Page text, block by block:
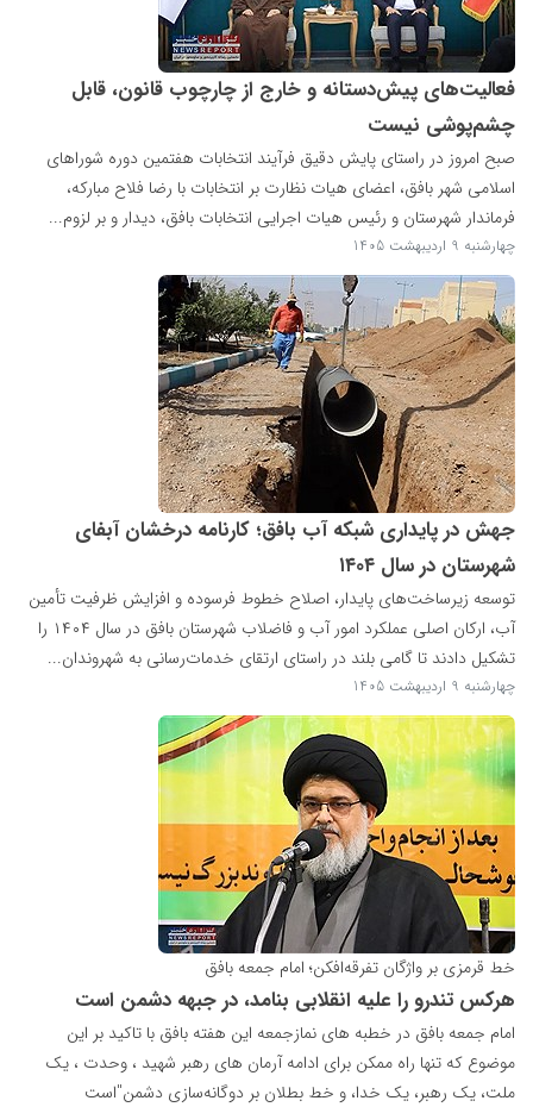
فعالیت‌های پیش‌دستانه و خارج از چارچوب قانون، قابل
چشم‌پوشی نیست
صبح امروز در راستای پایش دقیق فرآیند انتخابات هفتمین دوره شوراهای
اسلامی شهر بافق، اعضای هیات نظارت بر انتخابات با رضا فلاح مبارکه،
فرماندار شهرستان و رئیس هیات اجرایی انتخابات بافق، دیدار و بر لزوم...
چهارشنبه 9 اردیبهشت 1405
جهش در پایداری شبکه آب بافق؛ کارنامه درخشان آبفای
شهرستان در سال ۱۴۰۴ ‌
توسعه زیرساخت‌های پایدار، اصلاح خطوط فرسوده و افزایش ظرفیت تأمین
آب، ارکان اصلی عملکرد امور آب و فاضلاب شهرستان بافق در سال ۱۴۰۴ را
تشکیل دادند تا گامی بلند در راستای ارتقای خدمات‌رسانی به شهروندان...
چهارشنبه 9 اردیبهشت 1405
خط قرمزی بر واژگان تفرقه‌افکن؛ امام جمعه بافق
هرکس تندرو را علیه انقلابی بنامد، در جبهه دشمن است
امام جمعه بافق در خطبه های نمازجمعه این هفته بافق با تاکید بر این
موضوع که تنها راه ممکن برای ادامه آرمان های رهبر شهید ، وحدت ، یک
ملت، یک رهبر، یک خدا، و خط بطلان بر دوگانه‌سازی دشمن"است